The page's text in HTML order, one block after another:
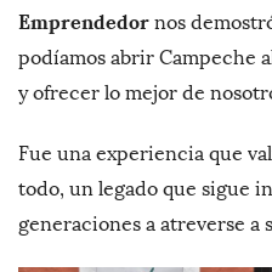
Emprendedor nos
podíamos abrir Campeche
y ofrecer lo mejor de
Fue una experiencia que
todo, un legado que sigue
generaciones a atreverse a